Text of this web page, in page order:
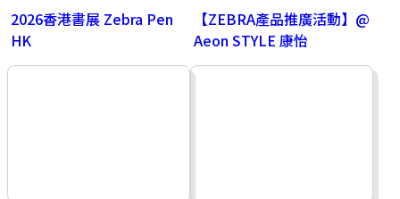
2026香港書展 Zebra Pen
HK
【ZEBRA產品推廣活動】@
Aeon STYLE 康怡